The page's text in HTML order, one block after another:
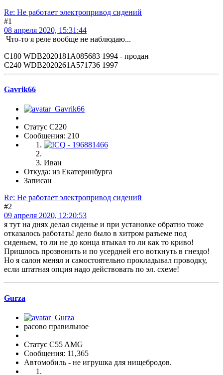
Re: Не работает электропривод сидений
#1
08 апреля 2020, 15:31:44
Что-то я реле вообще не наблюдаю...
С180 WDB2020181A085683 1994 - продан
С240 WDB2020261A571736 1997
Gavrik66
Статус C220
Сообщения: 210
Иван
Откуда: из Екатеринбурга
Записан
Re: Не работает электропривод сидений
#2
09 апреля 2020, 12:20:53
я тут на днях делал сиденье и при установке обратно тоже
отказалось работать! дело было в хитром разъеме под
сиденьем, то ли не до конца втыкал то ли как то криво!
Пришлось прозвонить и по усердней его воткнуть в гнездо!
Но я салон менял и самостоятельно прокладывал проводку,
если штатная опция надо действовать по эл. схеме!
Gurza
расово правильное
Статус C55 AMG
Сообщения: 11,365
Автомобиль - не игрушка для нищебродов.